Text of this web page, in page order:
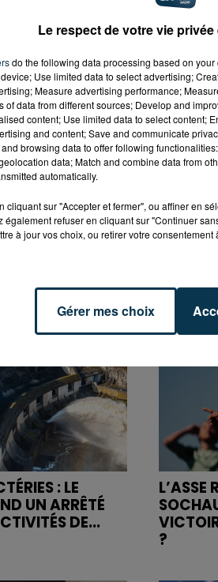
d’œufs ne présente aucun
de 3 km sont les suivantes :
le-Grand, Marclopt, Montrond-
Bouthéon, Bellegarde-
Cuzieu, Feurs, Magneu-
le-Puy, Saint-Cyprien,
Saint-Romain-le-Puy,
: LE
UN ARRÊTÉ
DE...
L’ASSE
?
Le respect de votre vie
do the following data processing based on
Use limited data to select advertising;
Measure advertising performance;
of data from different sources; Develop and
content; Use limited data to select content;
and content; Save and communicate
browsing data to offer following
data; Match and combine data from
automatically.
cliquant sur "Accepter et fermer", ou affiner en
également refuser en cliquant sur "Continuer
à jour vos choix, ou retirer votre
Gérer mes choix